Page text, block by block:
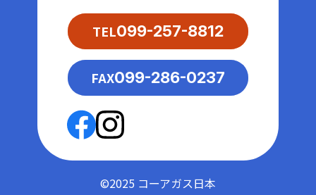
TEL099-257-8812
FAX099-286-0237
©2025 コーアガス日本